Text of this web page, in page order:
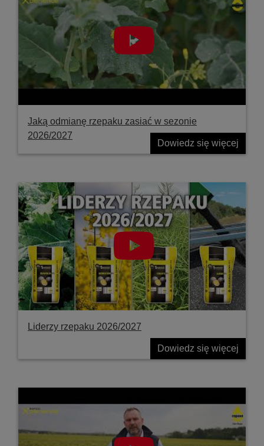
Jaką odmianę rzepaku zasiać w sezonie
2026/2027
Dowiedz się więcej
Liderzy rzepaku 2026/2027
Dowiedz się więcej